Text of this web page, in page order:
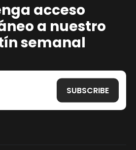
acceso
a nuestro
semanal